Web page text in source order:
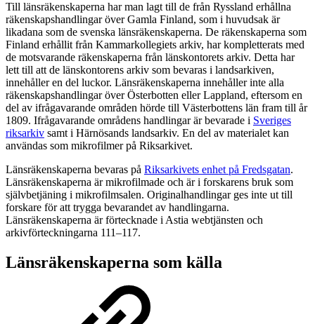
Till länsräkenskaperna har man lagt till de från Ryssland erhållna
räkenskapshandlingar över Gamla Finland, som i huvudsak är
likadana som de svenska länsräkenskaperna. De räkenskaperna som
Finland erhållit från Kammarkollegiets arkiv, har kompletterats med
de motsvarande räkenskaperna från länskontorets arkiv. Detta har
lett till att de länskontorens arkiv som bevaras i landsarkiven,
innehåller en del luckor. Länsräkenskaperna innehåller inte alla
räkenskapshandlingar över Österbotten eller Lappland, eftersom en
del av ifrågavarande områden hörde till Västerbottens län fram till år
1809. Ifrågavarande områdens handlingar är bevarade i Sveriges
riksarkiv samt i Härnösands landsarkiv. En del av materialet kan
användas som mikrofilmer på Riksarkivet.
Länsräkenskaperna bevaras på Riksarkivets enhet på Fredsgatan.
Länsräkenskaperna är mikrofilmade och är i forskarens bruk som
självbetjäning i mikrofilmsalen. Originalhandlingar ges inte ut till
forskare för att trygga bevarandet av handlingarna.
Länsräkenskaperna är förtecknade i Astia webtjänsten och
arkivförteckningarna 111–117.
Länsräkenskaperna som källa